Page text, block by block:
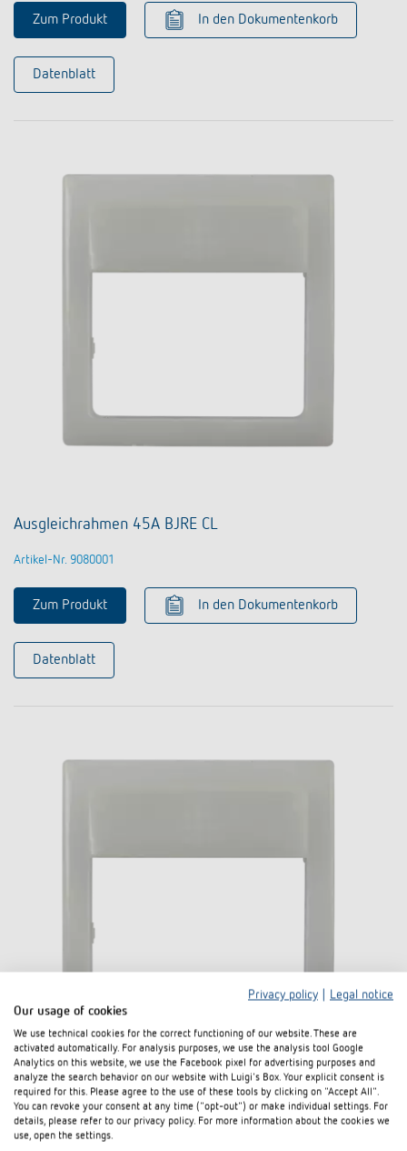
Zum Produkt In den Dokumentenkorb
Datenblatt
Ausgleichrahmen 45A BJRE CL
Artikel-Nr. 9080001
Zum Produkt In den Dokumentenkorb
Datenblatt
Ausgleichrahmen 45A FEED CL
Artikel-Nr. 9080007
Privacy policy
Legal notice
Our usage of cookies
We use technical cookies for the correct functioning of our website. These are
activated automatically. For analysis purposes, we use the analysis tool Google
Analytics on this website, we use the Facebook pixel for advertising purposes and
analyze the search behavior on our website with Luigi's Box. Your explicit consent is
required for this. Please agree to the use of these tools by clicking on "Accept All".
You can revoke your consent at any time ("opt-out") or make individual settings. For
details, please refer to our privacy policy. For more information about the cookies we
use, open the settings.